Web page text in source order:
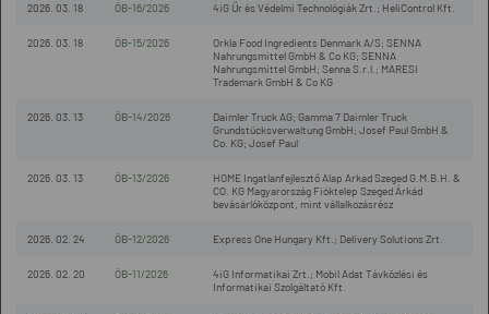
2026. 03. 18 ÖB-16/2026 4iG Űr és Védelmi Technológiák Zrt.; HeliControl Kft.
2026. 03. 18 ÖB-15/2026
Orkla Food Ingredients Denmark A/S; SENNA
Nahrungsmittel GmbH & Co KG; SENNA
Nahrungsmittel GmbH; Senna S.r.l.; MARESI
Trademark GmbH & Co KG
2026. 03. 13 ÖB-14/2026
Daimler Truck AG; Gamma 7 Daimler Truck
Grundstücksverwaltung GmbH; Josef Paul GmbH &
Co. KG; Josef Paul
2026. 03. 13 ÖB-13/2026
HOME Ingatlanfejlesztő Alap Arkad Szeged G.M.B.H. &
CO. KG Magyarország Fióktelep Szeged Árkád
bevásárlóközpont, mint vállalkozásrész
2026. 02. 24 ÖB-12/2026 Express One Hungary Kft.; Delivery Solutions Zrt.
2026. 02. 20 ÖB-11/2026
4iG Informatikai Zrt.; Mobil Adat Távközlési és
Informatikai Szolgáltató Kft.